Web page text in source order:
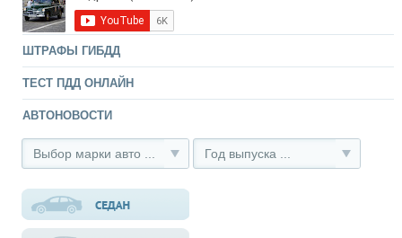
ШТРАФЫ ГИБДД
ТЕСТ ПДД ОНЛАЙН
АВТОНОВОСТИ
Выбор марки авто ... Год выпуска ...